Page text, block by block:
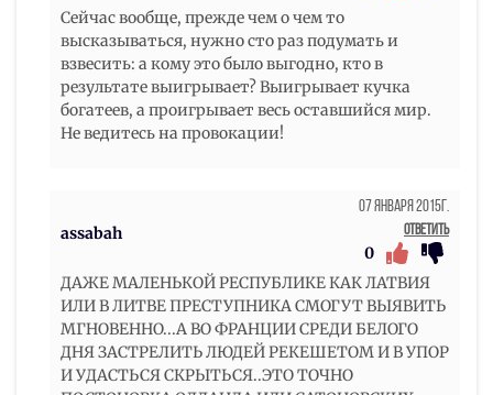
Сейчас вообще, прежде чем о чем то
высказываться, нужно сто раз подумать и
взвесить: а кому это было выгодно, кто в
результате выигрывает? Выигрывает кучка
богатеев, а проигрывает весь оставшийся мир.
Не ведитесь на провокации!
assabah
07 Января 2015г.
Ответить
0
ДАЖЕ МАЛЕНЬКОЙ РЕСПУБЛИКЕ КАК ЛАТВИЯ
ИЛИ В ЛИТВЕ ПРЕСТУПНИКА СМОГУТ ВЫЯВИТЬ
МГНОВЕННО...А ВО ФРАНЦИИ СРЕДИ БЕЛОГО
ДНЯ ЗАСТРЕЛИТЬ ЛЮДЕЙ РЕКЕШЕТОМ И В УПОР
И УДАСТЬСЯ СКРЫТЬСЯ..ЭТО ТОЧНО